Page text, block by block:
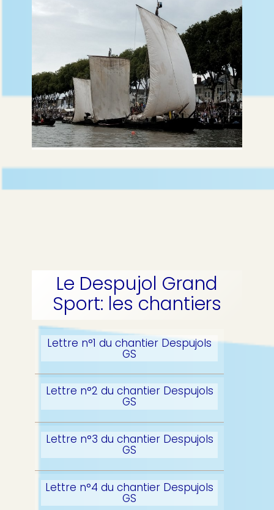
Le Despujol Grand
Sport: les chantiers
Lettre n°1 du chantier Despujols
GS
Lettre n°2 du chantier Despujols
GS
Lettre n°3 du chantier Despujols
GS
Lettre n°4 du chantier Despujols
GS